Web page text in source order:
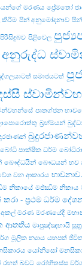
මරණය ප්‍රේමතෝ
කිරීම පින් අනුමෝදනාව
පිරිසිදුබව පිළිවෙල
අනුරුද්ධ
සමාජයටත්
පෘතග්ජන
බ්‍රහ්මයන්
බෝධි පාක්ෂික ධර්ම
බෞද්ධයින් බෞධයන් භව
වන ආකාරය භාවනාව.
නිකායේ මජ්‌ඣිම නිකාය
- ප්‍රථම ධර්ම
අකල් මරණ මරණයේදී
ආතතිය මාපුඤ්ඤභායි
මූලික න්‍යාය යහපත්
යෝනිසෝ
රහත් බවට රෝහිතස්‌ස